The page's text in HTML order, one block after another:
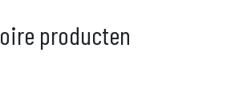
producten